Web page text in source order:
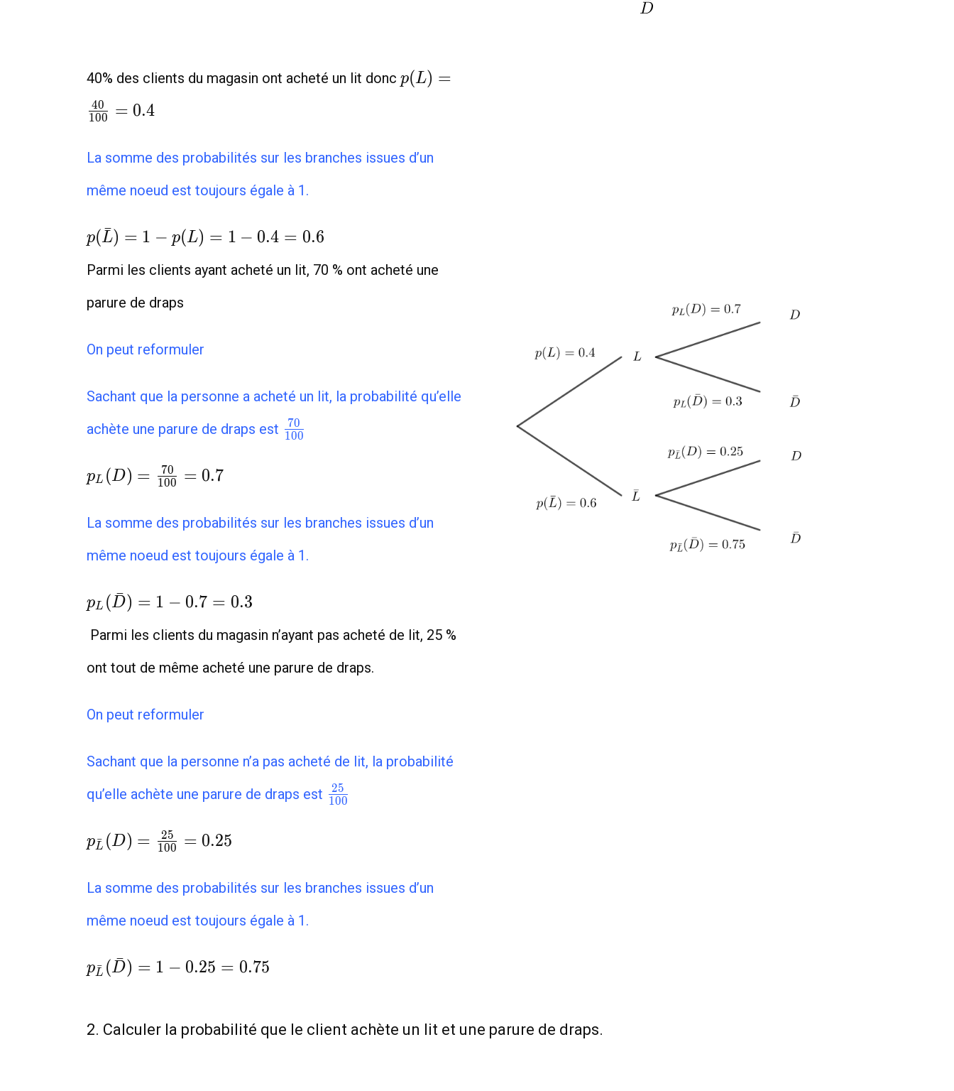
40% des clients du magasin ont acheté un lit donc p(L)=\frac{40}
{100}=0.4
p(L) =
100
40 = 0.4
La somme des probabilités sur les branches issues d’un
même noeud est toujours égale à 1.
p(\bar
L)=1-
p(L)=1-
0.4=0.6
p(L
ˉ) = 1 − p(L) = 1 − 0.4 = 0.6
Parmi les clients ayant acheté un lit, 70 % ont acheté une
parure de draps
On peut reformuler
Sachant que la personne a acheté un lit, la probabilité qu’elle
achète une parure de draps est \frac{70}
{100}
100
70
p_L(D)=\frac{70}
{100}=0.7
pL (D) = 100
70 = 0.7
La somme des probabilités sur les branches issues d’un
même noeud est toujours égale à 1.
p_L(\bar
D)=1-
0.7=0.3
pL (D
ˉ) = 1 − 0.7 = 0.3
Parmi les clients du magasin n’ayant pas acheté de lit, 25 %
ont tout de même acheté une parure de draps.
On peut reformuler
Sachant que la personne n’a pas acheté de lit, la probabilité
qu’elle achète une parure de draps est \frac{25}
{100}
100
25
p_{\bar L}
(D)=\frac{25}
pL
ˉ (D) = 100
25 = 0.25
La somme des probabilités sur les branches issues d’un
même noeud est toujours égale à 1.
p_{\bar
L}(\bar
0.25=0.75
pL
ˉ (D
ˉ) = 1 − 0.25 = 0.75
2. Calculer la probabilité que le client achète un lit et une parure de draps.